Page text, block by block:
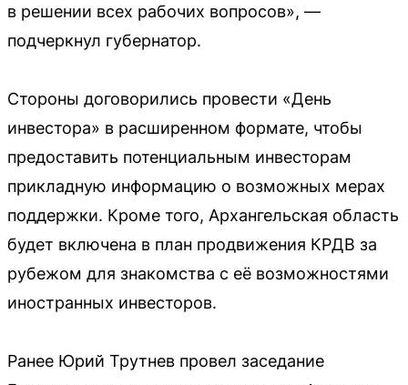
в решении всех рабочих вопросов», —
подчеркнул губернатор.
Стороны договорились провести «День
инвестора» в расширенном формате, чтобы
предоставить потенциальным инвесторам
прикладную информацию о возможных мерах
поддержки. Кроме того, Архангельская область
будет включена в план продвижения КРДВ за
рубежом для знакомства с её возможностями
иностранных инвесторов.
Ранее Юрий Трутнев провел заседание